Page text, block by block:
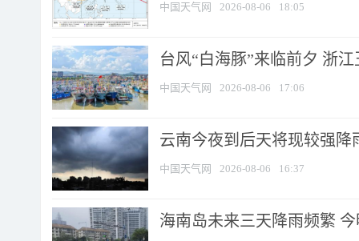
中国天气网 2026-08-06 18:05
台风“白海豚”来临前夕 浙
中国天气网 2026-08-06 17:06
云南今夜到后天将现较强降
中国天气网 2026-08-06 16:37
海南岛未来三天降雨频繁